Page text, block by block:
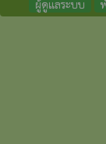
ผู้ดูแลระบบ